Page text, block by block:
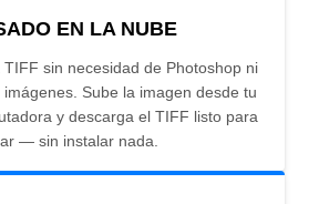
EN LA NUBE
sin necesidad de Photoshop ni
Sube la imagen desde tu
y descarga el TIFF listo para
— sin instalar nada.